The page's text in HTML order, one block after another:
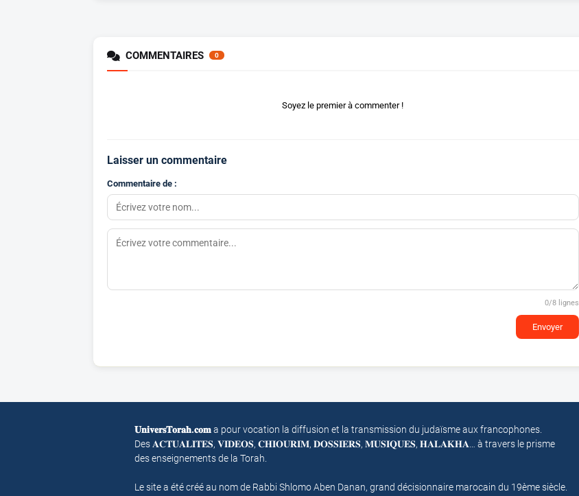
COMMENTAIRES 0
Soyez le premier à commenter !
Laisser un commentaire
Commentaire de :
0/8 lignes
Envoyer
𝐔𝐧𝐢𝐯𝐞𝐫𝐬𝐓𝐨𝐫𝐚𝐡.𝐜𝐨𝐦a pour vocation la diffusion et la transmission du judaïsme aux francophones.
Des 𝐀𝐂𝐓𝐔𝐀𝐋𝐈𝐓𝐄𝐒, 𝐕𝐈𝐃𝐄𝐎𝐒, 𝐂𝐇𝐈𝐎𝐔𝐑𝐈𝐌, 𝐃𝐎𝐒𝐒𝐈𝐄𝐑𝐒, 𝐌𝐔𝐒𝐈𝐐𝐔𝐄𝐒, 𝐇𝐀𝐋𝐀𝐊𝐇𝐀… à travers le prisme
des enseignements de la Torah.
Le site a été créé au nom de Rabbi Shlomo Aben Danan, grand décisionnaire marocain du 19ème siècle.